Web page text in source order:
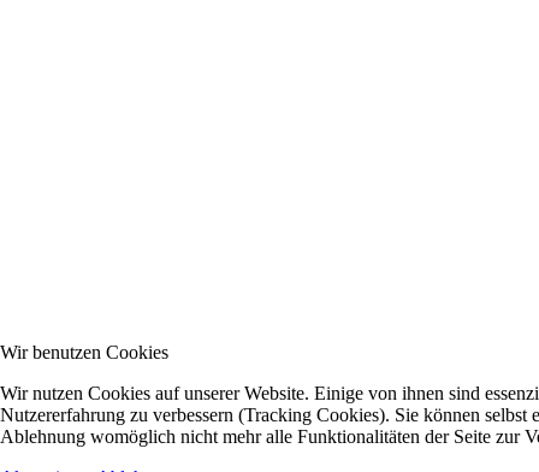
Wir benutzen Cookies
Wir nutzen Cookies auf unserer Website. Einige von ihnen sind
Nutzererfahrung zu verbessern (Tracking Cookies). Sie können selbst
Ablehnung womöglich nicht mehr alle Funktionalitäten der Seite zur